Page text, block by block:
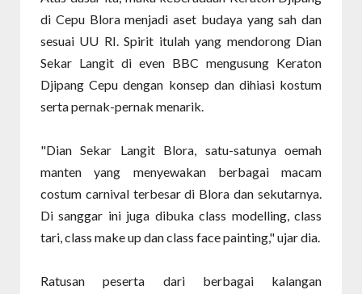
di Cepu Blora menjadi aset budaya yang sah dan
sesuai UU RI. Spirit itulah yang mendorong Dian
Sekar Langit di even BBC mengusung Keraton
Djipang Cepu dengan konsep dan dihiasi kostum
serta pernak-pernak menarik.
"Dian Sekar Langit Blora, satu-satunya oemah
manten yang menyewakan berbagai macam
costum carnival terbesar di Blora dan sekutarnya.
Di sanggar ini juga dibuka class modelling, class
tari, class make up dan class face painting," ujar dia.
Ratusan peserta dari berbagai kalangan